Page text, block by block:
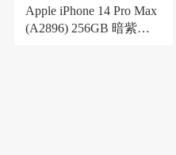
Apple iPhone 14 Pro Max
(A2896) 256GB 暗紫色